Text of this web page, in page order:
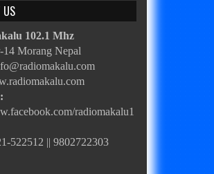
US
102.1 Mhz
14 Morang Nepal
radiomakalu1
522512 || 9802722303